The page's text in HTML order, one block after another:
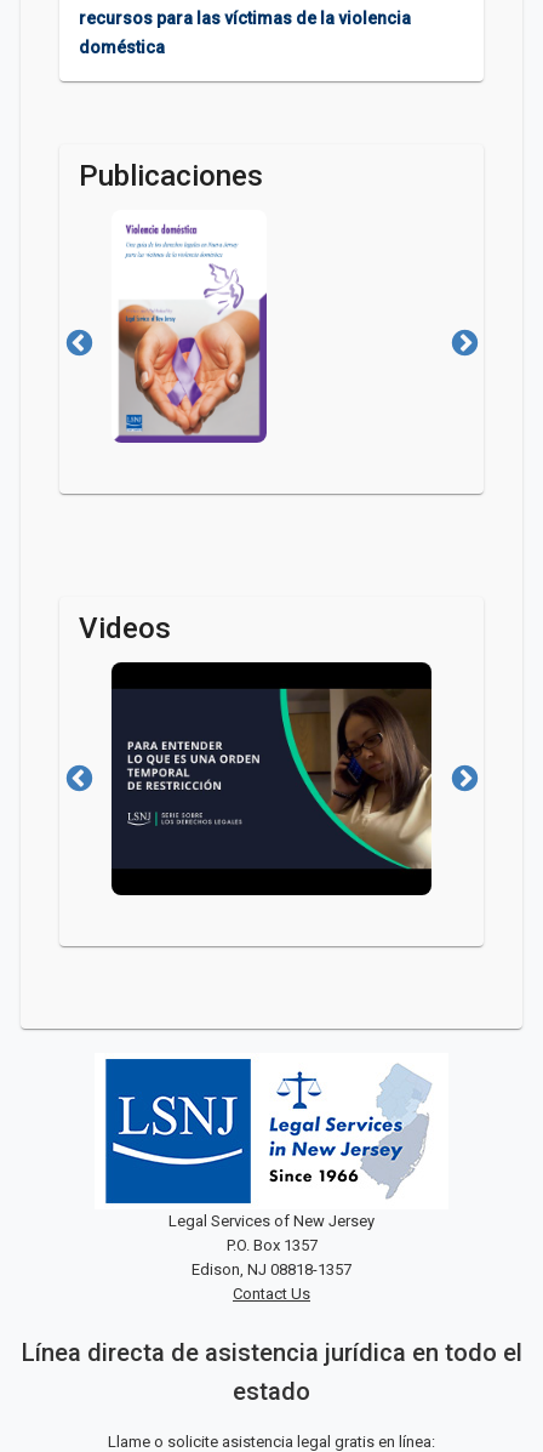
recursos para las víctimas de la violencia
doméstica
Publicaciones
Videos
Legal Services of New Jersey
P.O. Box 1357
Edison, NJ 08818-1357
Contact Us
Línea directa de asistencia jurídica en todo el
estado
Llame o solicite asistencia legal gratis en línea: